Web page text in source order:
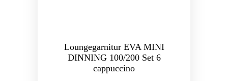
Loungegarnitur EVA MINI
DINNING 100/200 Set 6
cappuccino